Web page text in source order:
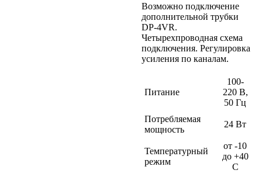
Возможно подключение
дополнительной трубки
DP-4VR.
Четырехпроводная схема
подключения. Регулировка
усиления по каналам.
Питание
100-
220 В,
50 Гц
Потребляемая
мощность
24 Вт
Температурный
режим
от -10
до +40
С